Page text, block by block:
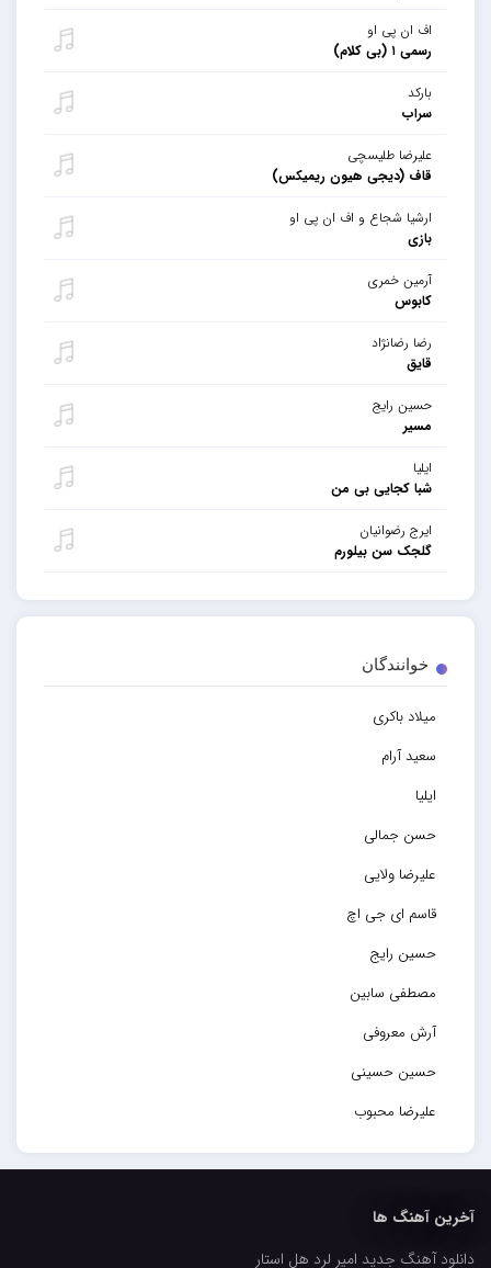
اف ان پی او
رسمی ۱ (بی کلام)
بارکد
سراب
علیرضا طلیسچی
قاف (دیجی هیون ریمیکس)
ارشیا شجاع و اف ان پی او
بازی
آرمین خمری
کابوس
رضا رضانژاد
قایق
حسین رایج
مسیر
ایلیا
شبا کجایی بی من
ایرج رضوانیان
گلجک سن بیلورم
خوانندگان
میلاد باکری
سعید آرام
ایلیا
حسن جمالی
علیرضا ولایی
قاسم ای جی اچ
حسین رایج
مصطفی سابین
آرش معروفی
حسین حسینی
علیرضا محبوب
حسین حصارکی
کاپیتان
آخرین آهنگ ها
دانلود آهنگ جدید امیر لرد هل استار